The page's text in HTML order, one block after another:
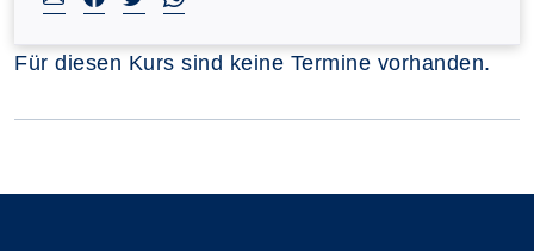
Für diesen Kurs sind keine Termine vorhanden.